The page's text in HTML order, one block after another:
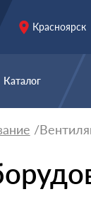
Красноярск
Каталог